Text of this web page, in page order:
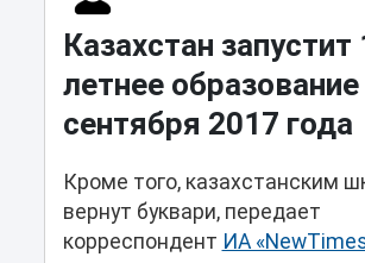
Казахстан запустит
летнее образование
сентября 2017 года
Кроме того, казахстанским
вернут буквари, передает
корреспондент ИА